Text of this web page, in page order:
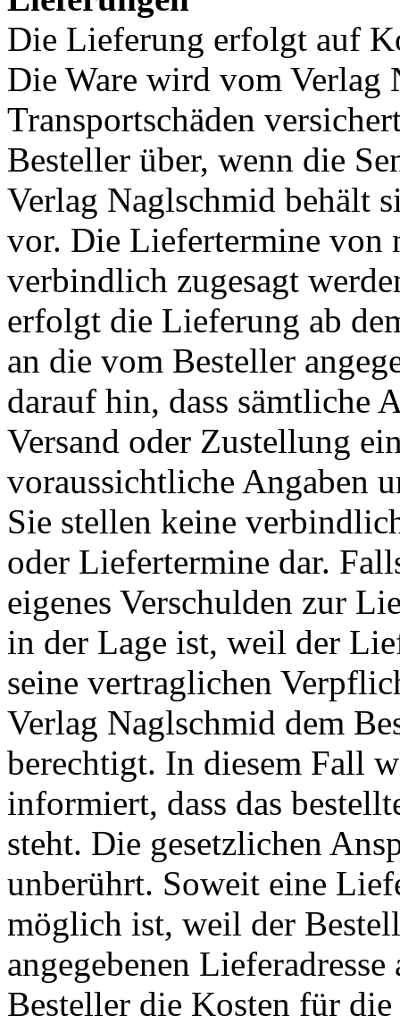
Die Lieferung erfolgt auf
Die Ware wird vom Verlag
Transportschäden
Besteller über, wenn die
Verlag Naglschmid behält
vor. Die Liefertermine von
verbindlich zugesagt
erfolgt die Lieferung ab
an die vom Besteller
darauf hin, dass sämtliche
Versand oder Zustellung
voraussichtliche Angaben
Sie stellen keine
oder Liefertermine dar.
eigenes Verschulden zur
in der Lage ist, weil der
seine vertraglichen
Verlag Naglschmid dem
berechtigt. In diesem Fall
informiert, dass das
steht. Die gesetzlichen
unberührt. Soweit eine
möglich ist, weil der
angegebenen
Besteller die Kosten für